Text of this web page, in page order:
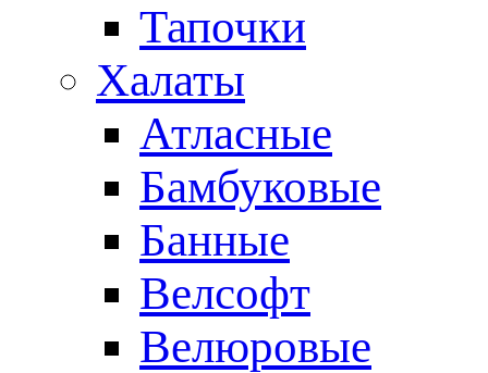
Тапочки
Халаты
Атласные
Бамбуковые
Банные
Велсофт
Велюровые